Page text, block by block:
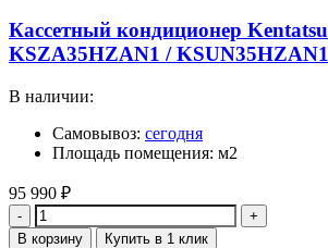
Кассетный кондиционер Kentatsu
KSZA35HZAN1 / KSUN35HZAN1
В наличии:
Самовывоз: сегодня
Площадь помещения: м2
95 990 ₽
Количество
В корзину Купить в 1 клик